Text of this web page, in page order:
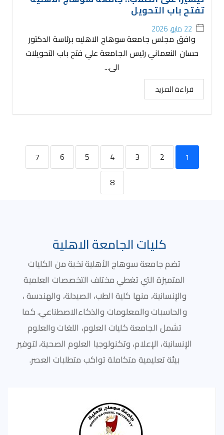
تفتح باب التحويل
22 مايو، 2026
وافق مجلس جامعة سوهاج الاهليه برئاسة الدكتور
حسان النعماني رئيس الجامعة علي فتح باب التحويلات
الى...
قراءة المزيد
1
2
3
4
5
6
7
8
كليات الجامعة الاهلية
تضم جامعة سوهاج الأهلية نخبة من الكليات
المتميزة التي تغطي مختلف التخصصات العلمية
والإنسانية، منها كلية الطب، الصيدلة، والهندسة ،
والحاسبات والمعلومات والذكاءالاصطناعي. كما
تشمل الجامعة كليات العلوم، اللغات والعلوم
الإنسانية، الإعلام، وتكنولوجيا العلوم الصحية، لتوفير
بيئة تعليمية متكاملة تواكب متطلبات العصر.